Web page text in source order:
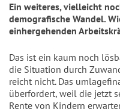
Ein weiteres, vielleicht
demografische Wandel.
einhergehenden
Das ist ein kaum noch
die Situation durch
reicht nicht. Das
überfordert, weil die jetzt
Rente von Kindern